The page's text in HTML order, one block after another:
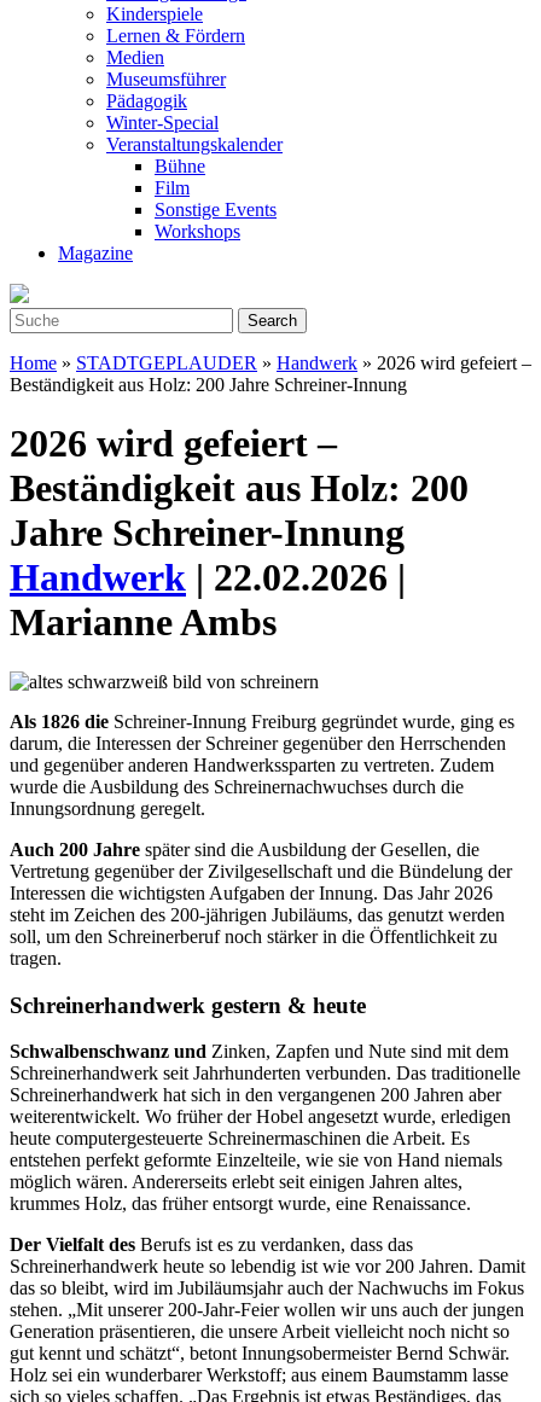
Kinderspiele
Lernen & Fördern
Medien
Museumsführer
Pädagogik
Winter-Special
Veranstaltungskalender
Bühne
Film
Sonstige Events
Workshops
Magazine
Home » STADTGEPLAUDER » Handwerk » 2026 wird gefeiert –
Beständigkeit aus Holz: 200 Jahre Schreiner-Innung
2026 wird gefeiert –
Beständigkeit aus Holz: 200
Jahre Schreiner-Innung
Handwerk | 22.02.2026 |
Marianne Ambs
Als 1826 die Schreiner-Innung Freiburg gegründet wurde, ging es
darum, die Interessen der Schreiner gegenüber den Herrschenden
und gegenüber anderen Handwerkssparten zu vertreten. Zudem
wurde die Ausbildung des Schreinernachwuchses durch die
Innungsordnung geregelt.
Auch 200 Jahre später sind die Ausbildung der Gesellen, die
Vertretung gegenüber der Zivilgesellschaft und die Bündelung der
Interessen die wichtigsten Aufgaben der Innung. Das Jahr 2026
steht im Zeichen des 200-jährigen Jubiläums, das genutzt werden
soll, um den Schreinerberuf noch stärker in die Öffentlichkeit zu
tragen.
Schreinerhandwerk gestern & heute
Schwalbenschwanz und Zinken, Zapfen und Nute sind mit dem
Schreinerhandwerk seit Jahrhunderten verbunden. Das traditionelle
Schreinerhandwerk hat sich in den vergangenen 200 Jahren aber
weiterentwickelt. Wo früher der Hobel angesetzt wurde, erledigen
heute computergesteuerte Schreinermaschinen die Arbeit. Es
entstehen perfekt geformte Einzelteile, wie sie von Hand niemals
möglich wären. Andererseits erlebt seit einigen Jahren altes,
krummes Holz, das früher entsorgt wurde, eine Renaissance.
Der Vielfalt des Berufs ist es zu verdanken, dass das
Schreinerhandwerk heute so lebendig ist wie vor 200 Jahren. Damit
das so bleibt, wird im Jubiläumsjahr auch der Nachwuchs im Fokus
stehen. „Mit unserer 200-Jahr-Feierwollen wir uns auch der jungen
Generation präsentieren, die unsere Arbeit vielleicht noch nicht so
gut kennt und schätzt“, betont InnungsobermeisterBernd Schwär.
Holz sei ein wunderbarer Werkstoff; aus einem Baumstamm lasse
sich so vieles schaffen. „Das Ergebnis ist etwas Beständiges, das